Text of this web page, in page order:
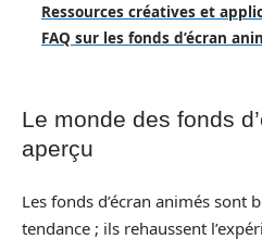
Ressources créatives et
FAQ sur les fonds d’écran
Le monde des fonds
aperçu
Les fonds d’écran animés sont
tendance ; ils rehaussent